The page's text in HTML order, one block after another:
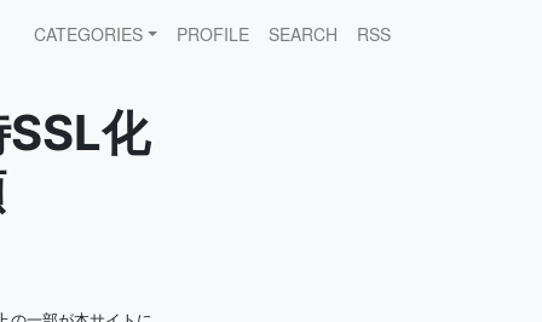
CATEGORIES PROFILE SEARCH RSS
化